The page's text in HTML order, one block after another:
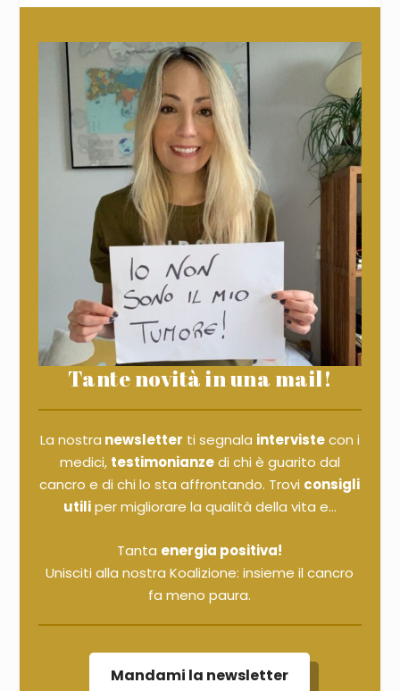
Tante novità in una mail!
La nostra newsletter ti segnala intervistecon i
medici, testimonianzedi chi è guarito dal
cancro e di chi lo sta affrontando. Trovi consigli
utiliper migliorare la qualità della vita e...
Tanta energia positiva!
Unisciti alla nostra Koalizione: insieme il cancro
fa meno paura.
Mandami la newsletter